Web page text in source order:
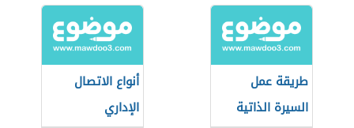
طريقة عمل
السيرة الذاتية
أنواع الاتصال
الإداري